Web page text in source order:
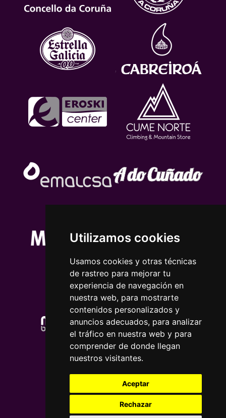
Utilizamos cookies
Usamos cookies y otras técnicas
de rastreo para mejorar tu
experiencia de navegación en
nuestra web, para mostrarte
contenidos personalizados y
anuncios adecuados, para analizar
el tráfico en nuestra web y para
comprender de donde llegan
nuestros visitantes.
Aceptar
Rechazar